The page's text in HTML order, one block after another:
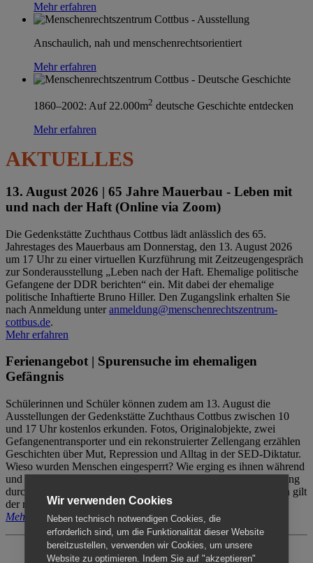
Mehr erfahren
Anschaulich, nah und menschenrechtsorientiert
Mehr erfahren
1860–2002: Auf 22.000m2 deutsche Geschichte entdecken
Mehr erfahren
AKTUELLES
13. August 2026 | 65 Jahre Mauerbau - Leben mit
und nach der Haft (Online via Zoom)
Die Gedenkstätte Zuchthaus Cottbus lädt anlässlich des 65.
Jahrestages des Mauerbaus am Donnerstag, den 13. August 2026
um 17 Uhr zu einer virtuellen Kurzführung mit Zeitzeugengespräch
zur Sonderausstellung „Leben nach der Haft. Ehemalige politische
Gefangene der DDR berichten“ ein. Mit dabei der ehemalige
politische Inhaftierte Bruno Hiller. Den Zugangslink erhalten Sie
nach Anmeldung unteranmeldung@menschenrechtszentrum-
cottbus.de.
Mehr erfahren
Ferienangebot | Spurensuche im ehemaligen
Gefängnis
Schülerinnen und Schüler können zudem am 13. August die
Ausstellungen der Gedenkstätte Zuchthaus Cottbus zwischen 10
und 17 Uhr kostenlos erkunden. Fotos, Originalobjekte, zwei
Gefangenentransporter und ein rekonstruierter Zellengang erzählen
Geschichten über Mut, Repression und Alltag in der SED-Diktatur.
Wieso wurden Menschen eingesperrt? Wie erging es ihnen während
und nach der Haft? Der Besuch erfolgt individuell ohne Betreuung
durch das Menschenrechtszentrum Cottbus. Für Begleitpersonen gilt
der reguläre Eintritt (8€ / ermäßigt 5€).
Mehr erfahren
Wir verwenden Cookies
Neben technisch notwendigen Cookies, die
erforderlich sind, um die Funktionalität dieser Website
bereitzustellen, verwenden wir Cookies, um unsere
Website zu optimieren. Indem Sie auf "akzeptieren"